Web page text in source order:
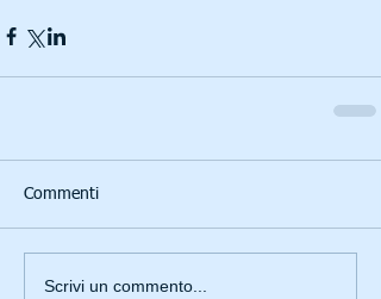
Commenti
Scrivi un commento...